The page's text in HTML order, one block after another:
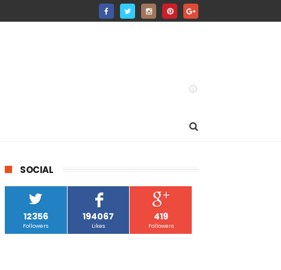
SOCIAL
12356
Followers
194067
Likes
419
Followers